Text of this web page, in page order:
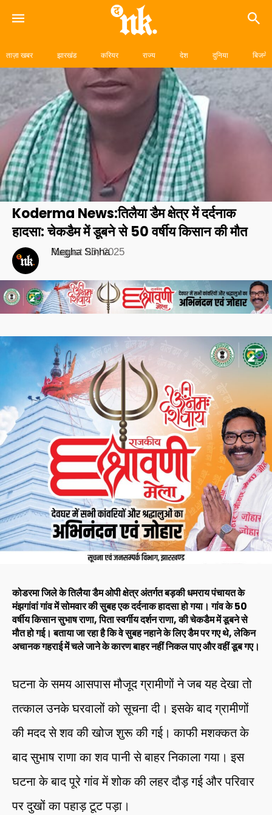
ताज़ा खबर झारखंड करियर राज्य देश दुनिया बिजनेस
Koderma News:तिलैया डैम क्षेत्र में दर्दनाक
हादसा: चेकडैम में डूबने से 50 वर्षीय किसान की मौत
Megha Sinha
August 26, 2025
कोडरमा जिले के तिलैया डैम ओपी क्षेत्र अंतर्गत बड़की धमराय पंचायत के
मंझगांवां गांव में सोमवार की सुबह एक दर्दनाक हादसा हो गया। गांव के 50
वर्षीय किसान सुभाष राणा, पिता स्वर्गीय दर्शन राणा, की चेकडैम में डूबने से
मौत हो गई। बताया जा रहा है कि वे सुबह नहाने के लिए डैम पर गए थे, लेकिन
अचानक गहराई में चले जाने के कारण बाहर नहीं निकल पाए और वहीं डूब गए।
घटना के समय आसपास मौजूद ग्रामीणों ने जब यह देखा तो
तत्काल उनके घरवालों को सूचना दी। इसके बाद ग्रामीणों
की मदद से शव की खोज शुरू की गई। काफी मशक्कत के
बाद सुभाष राणा का शव पानी से बाहर निकाला गया। इस
घटना के बाद पूरे गांव में शोक की लहर दौड़ गई और परिवार
पर दुखों का पहाड़ टूट पड़ा।